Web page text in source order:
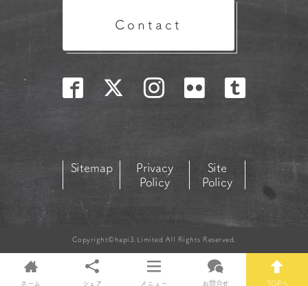
Contact
Sitemap
Privacy
Policy
Site
Policy
Copyright©hapi3.Limited All Rights Reserved.
ホーム シェア メニュー お問合せ TOPへ